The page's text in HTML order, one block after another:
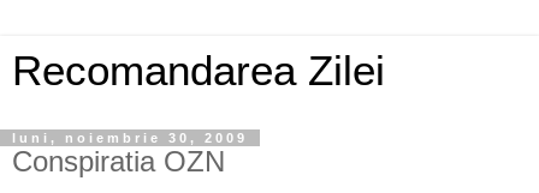
Recomandarea Zilei
luni, noiembrie 30, 2009
Conspiratia OZN